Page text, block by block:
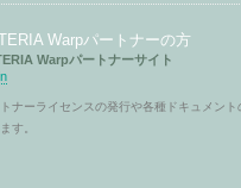
Warpパートナーの方
Warpパートナーサイト
ナーライセンスの発行や各種ドキュメント
す。